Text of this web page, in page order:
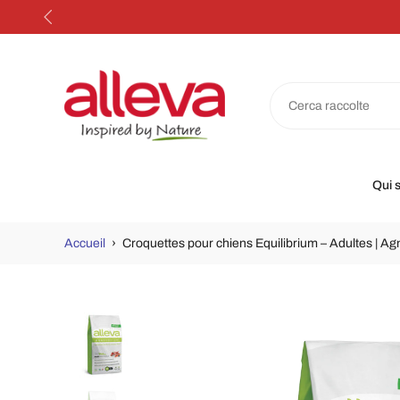
Aller
Qui
Accueil › Croquettes pour chiens Equilibrium – Adultes |
Accéder
aux
informations